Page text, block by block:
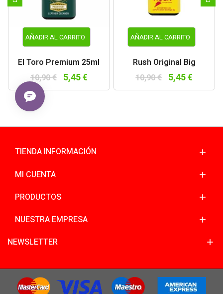
AÑADIR AL CARRITO
El Toro Premium 25ml
10,90 € 5,45 €
AÑADIR AL CARRITO
Rush Original Big
10,90 € 5,45 €
TIENDA INFORMACIÓN
MI CUENTA
PRODUCTOS
NUESTRA EMPRESA
NEWSLETTER